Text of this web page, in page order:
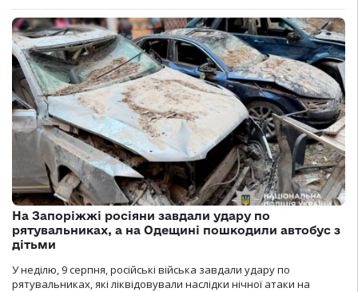
На Запоріжжі росіяни завдали удару по
рятувальниках, а на Одещині пошкодили автобус з
дітьми
У неділю, 9 серпня, російські війська завдали удару по
рятувальниках, які ліквідовували наслідки нічної атаки на